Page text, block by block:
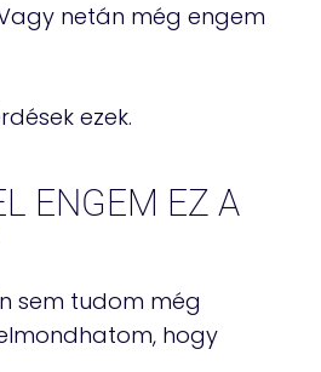
netán még engem
ezek.
ENGEM EZ A
sem tudom még
hogy